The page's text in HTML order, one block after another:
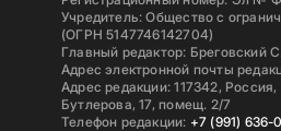
Учредитель: Общество с
(ОГРН 5147746142704)
Главный редактор: Бреговский
Адрес электронной почты
Адрес редакции: 117342,
Бутлерова, 17, помещ. 2/7
Телефон редакции: +7 (991) 636-